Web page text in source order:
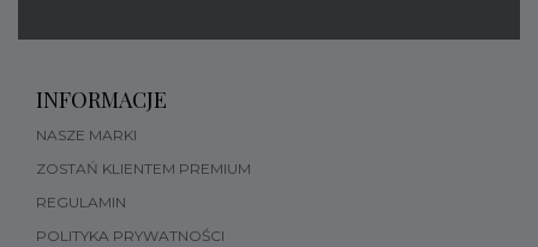
INFORMACJE
NASZE MARKI
ZOSTAŃ KLIENTEM PREMIUM
REGULAMIN
POLITYKA PRYWATNOŚCI